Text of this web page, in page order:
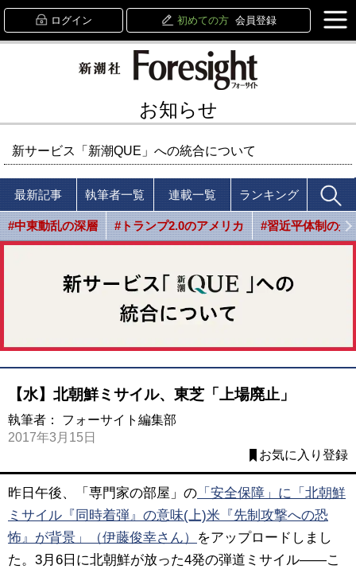
ログイン 初めての方 会員登録
お知らせ
新サービス「新潮QUE」への統合について
最新記事 執筆者一覧 連載一覧 ランキング
#中東動乱の深層 #トランプ2.0のアメリカ #習近平体制の光
【水】北朝鮮ミサイル、東芝「上場廃止」
執筆者： フォーサイト編集部
2017年3月15日
お気に入り登録
昨日午後、「専門家の部屋」の 「安全保障」に「北朝鮮
ミサイル『同時着弾』の意味(上)米『先制攻撃への恐
怖』が背景」（伊藤俊幸さん）
をアップロードしまし
た。 3月6日に北朝鮮が放った4発の弾道ミサイル――こ